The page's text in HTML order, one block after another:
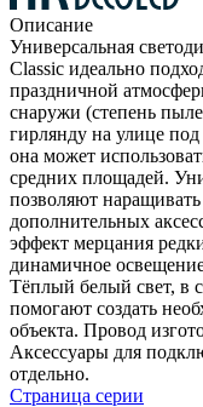
Описание
Универсальная
Classic идеально
праздничной
снаружи (степень
гирлянду на улице
она может
средних площадей.
позволяют
дополнительных
эффект мерцания
динамичное
Тёплый белый свет, в
помогают создать
объекта. Провод
Аксессуары для
отдельно.
Страница серии